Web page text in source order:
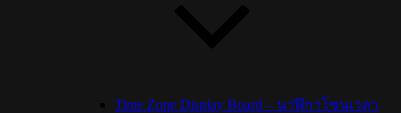
Time Zone Display Board – นาฬิกาโซนเวลา